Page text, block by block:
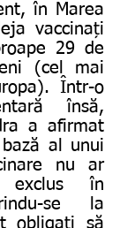
vaccinați
29 de
(cel mai
Într-o
însă,
a afirmat
al unui
nu ar
în
se la
obligaţi să